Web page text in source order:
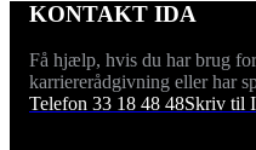
KONTAKT IDA
Få hjælp, hvis du har brug
karriererådgivning eller har
Telefon 33 18 48 48Skriv til